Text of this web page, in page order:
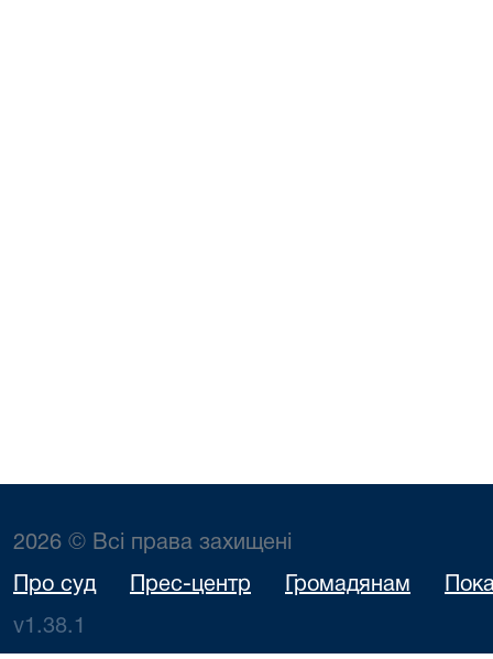
2026 © Всі права захищені
Про суд Прес-центр Громадянам
v1.38.1